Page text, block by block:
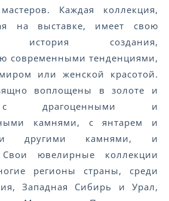
Каждая коллекция,
на выставке, имеет свою
история создания,
современными тенденциями,
или женской красотой.
воплощены в золоте и
с драгоценными и
камнями, с янтарем и
и другими камнями, и
ювелирные коллекции
регионы страны, среди
Западная Сибирь и Урал,